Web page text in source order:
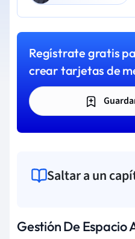
Regístrate gratis
crear tarjetas de
Saltar a un
Gestión De Espacio